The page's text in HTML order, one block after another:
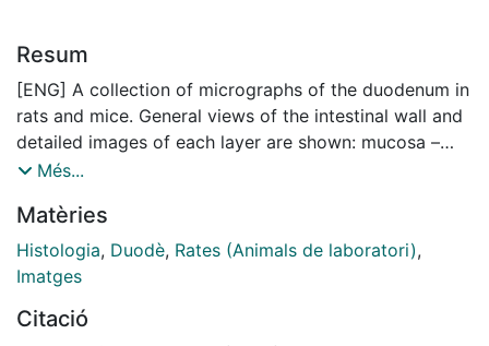
Resum
[ENG] A collection of micrographs of the duodenum in
rats and mice. General views of the intestinal wall and
detailed images of each layer are shown: mucosa –
comprising the epithelium, lamina propria and
and serosa. Specific structures such as the brush
border, goblet cells, crypts, Brunner's glands, and
nerve ganglia – both submucosal and myenteric – are
hæmatoxylin-eosin or van Gieson's trichrome, while
Més...
Matèries
Histologia, Duodè, Rates (Animals de laboratori),
Imatges
Citació